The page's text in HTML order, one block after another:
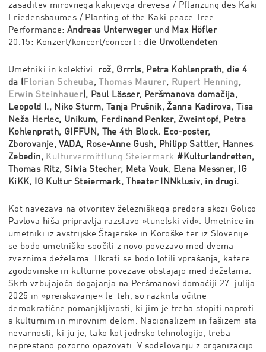
zasaditev mirovnega kakijevga drevesa / Pflanzung des Kaki
Friedensbaumes / Planting of the Kaki peace Tree
Performance: Andreas Unterweger und
Max Höfler
20.15: Konzert/koncert/concert : die Unvollendeten
Umetniki in kolektivi: rož, Grrrls, Petra Kohlenprath, die 4
da ( Florian Scheuba , Thomas Maurer, Rupert Henning,
Erwin Steinhauer), Paul Lässer, Peršmanova domačija,
Leopold I., Niko Sturm, Tanja Prušnik, Žanna Kadirova, Tisa
Neža Herlec, Unikum, Ferdinand Penker, Zweintopf, Petra
Kohlenprath, GIFFUN, The 4th Block. Eco-poster,
Zborovanje, VADA, Rose-Anne Gush, Philipp Sattler, Hannes
Zebedin, Kulturvermittlung Steiermark #Kulturlandretten,
Thomas Ritz, Silvia Stecher, Meta Vouk,
Elena Messner, IG
KiKK, IG Kultur Steiermark,
Theater INNklusiv, in drugi.
Kot navezava na otvoritev železniškega predora skozi Golico
Pavlova hiša pripravlja razstavo »tunelski vid«. Umetnice in
umetniki iz avstrijske Štajerske in Koroške ter iz Slovenije
se bodo umetniško soočili z novo povezavo med dvema
zveznima deželama. Hkrati se bodo lotili vprašanja, katere
zgodovinske in kulturne povezave obstajajo med deželama.
Skrb vzbujajoča dogajanja na Peršmanovi domačiji 27. julija
2025 in »preiskovanje« le-teh, so razkrila očitne
demokratične pomanjkljivosti, ki jim je treba stopiti naproti
s kulturnim in mirovnim delom. Nacionalizem in fašizem sta
nevarnosti, ki ju je, tako kot jedrsko tehnologijo, treba
neprestano pozorno opazovati. V sodelovanju z organizacijo